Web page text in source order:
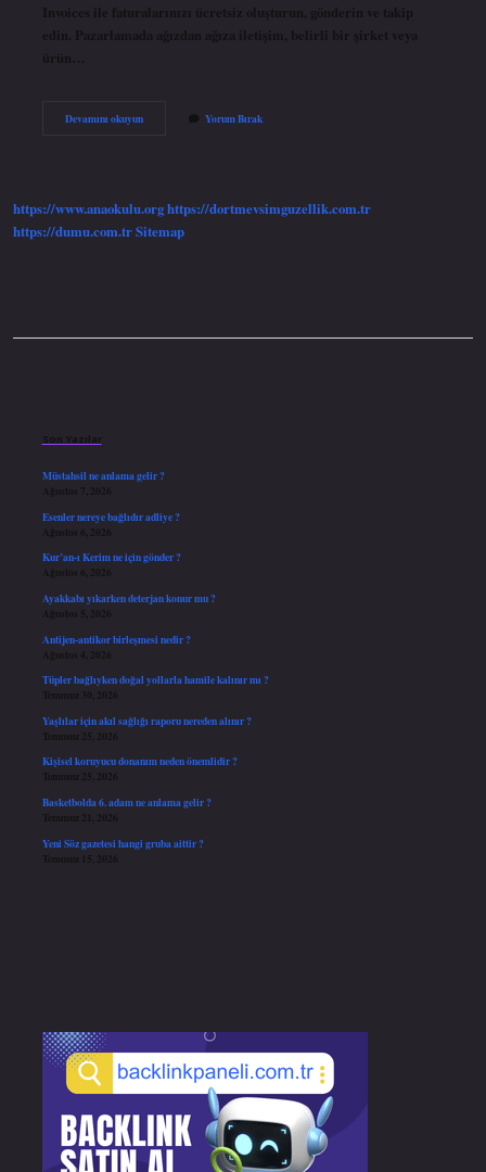
Invoices ile faturalarınızı ücretsiz oluşturun, gönderin ve takip
edin. Pazarlamada ağızdan ağıza iletişim, belirli bir şirket veya
ürün…
Devamını okuyunAğızdan
Yorum Bırak
https://www.anaokulu.orghttps://dortmevsimguzellik.com.tr
https://dumu.com.trSitemap
Son Yazılar
Müstahsil ne anlama gelir ?
Ağustos 7, 2026
Esenler nereye bağlıdır adliye ?
Ağustos 6, 2026
Kur’an-ı Kerim ne için gönder ?
Ağustos 6, 2026
Ayakkabı yıkarken deterjan konur mu ?
Ağustos 5, 2026
Antijen-antikor birleşmesi nedir ?
Ağustos 4, 2026
Tüpler bağlıyken doğal yollarla hamile kalınır mı ?
Temmuz 30, 2026
Yaşlılar için akıl sağlığı raporu nereden alınır ?
Temmuz 25, 2026
Kişisel koruyucu donanım neden önemlidir ?
Temmuz 25, 2026
Basketbolda 6. adam ne anlama gelir ?
Temmuz 21, 2026
Yeni Söz gazetesi hangi gruba aittir ?
Temmuz 15, 2026